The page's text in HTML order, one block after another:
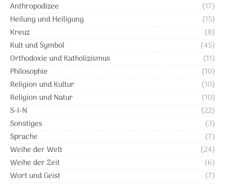
Anthropodizee
(17)
Heilung und Heiligung
(15)
Kreuz
(8)
Kult und Symbol
(45)
Orthodoxie und Katholizismus
(11)
Philosophie
(10)
Religion und Kultur
(10)
Religion und Natur
(10)
S-I-N
(22)
Sonstiges
(3)
Sprache
(7)
Weihe der Welt
(24)
Weihe der Zeit
(6)
Wort und Geist
(7)